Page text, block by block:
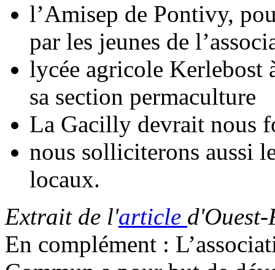
l’Amisep de Pontivy,
par les jeunes de
lycée agricole Kerlebost
sa section permaculture
La Gacilly devrait nous
nous solliciterons aussi
locaux.
Extrait de l'article
En complément :